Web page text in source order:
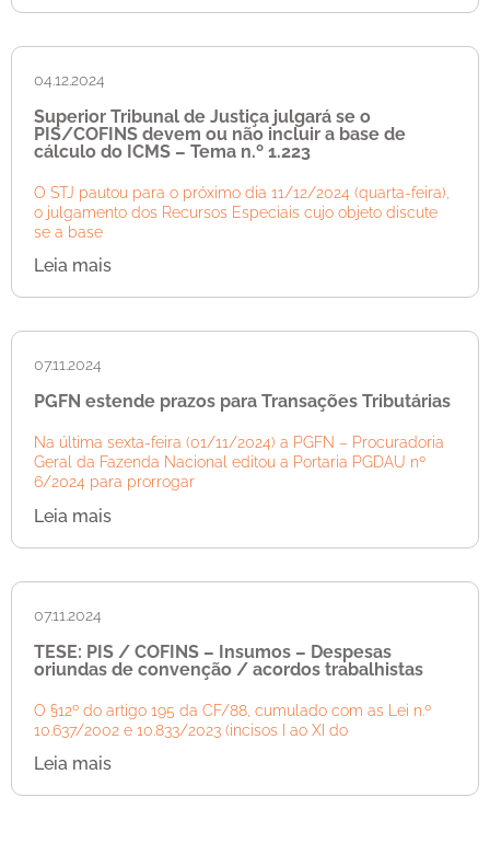
04.12.2024
Superior Tribunal de Justiça julgará se o
PIS/COFINS devem ou não incluir a base de
cálculo do ICMS – Tema n.º 1.223
O STJ pautou para o próximo dia 11/12/2024 (quarta-feira),
o julgamento dos Recursos Especiais cujo objeto discute
se a base
Leia mais
07.11.2024
PGFN estende prazos para Transações Tributárias
Na última sexta-feira (01/11/2024) a PGFN – Procuradoria
Geral da Fazenda Nacional editou a Portaria PGDAU nº
6/2024 para prorrogar
Leia mais
07.11.2024
TESE: PIS / COFINS – Insumos – Despesas
oriundas de convenção / acordos trabalhistas
O §12º do artigo 195 da CF/88, cumulado com as Lei n.º
10.637/2002 e 10.833/2023 (incisos I ao XI do
Leia mais